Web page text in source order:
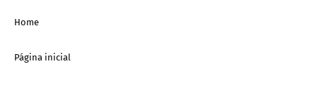
Home
Página inicial